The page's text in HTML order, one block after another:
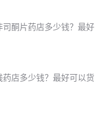
司酮片药店多少钱？最好
药店多少钱？最好可以货